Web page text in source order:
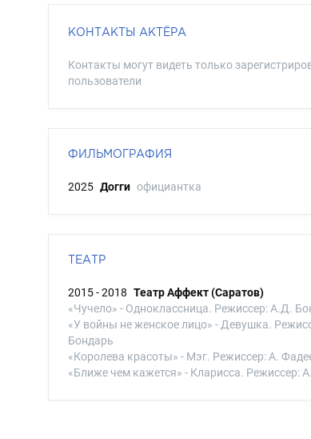
КОНТАКТЫ АКТЁРА
Контакты могут видеть только
пользователи
ФИЛЬМОГРАФИЯ
2025 Догги официантка
ТЕАТР
2015 - 2018 Театр Аффект (Саратов)
«Чучело» - Одноклассница. Режиссер: А.Д.
«У войны не женское лицо» - Девушка.
Бондарь
«Королева красоты» - Мэг. Режиссер: А.
«Ближе чем кажется» - Кларисса. Режиссер: